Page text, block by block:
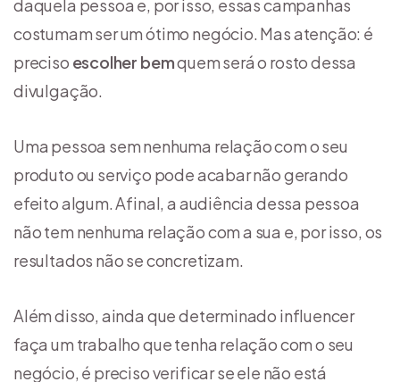
daquela pessoa e, por isso, essas campanhas
costumam ser um ótimo negócio. Mas atenção: é
preciso escolher bemquem será o rosto dessa
divulgação.
Uma pessoa sem nenhuma relação com o seu
produto ou serviço pode acabar não gerando
efeito algum. Afinal, a audiência dessa pessoa
não tem nenhuma relação com a sua e, por isso, os
resultados não se concretizam.
Além disso, ainda que determinado influencer
faça um trabalho que tenha relação com o seu
negócio, é preciso verificar se ele não está